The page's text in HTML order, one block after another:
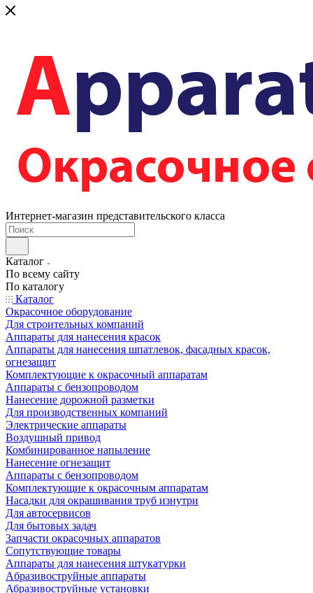
Интернет-магазин представительского класса
Каталог
По всему сайту
По каталогу
Каталог
Окрасочное оборудование
Для строительных компаний
Аппараты для нанесения красок
Аппараты для нанесения шпатлевок, фасадных красок,
огнезащит
Комплектующие к окрасочный аппаратам
Аппараты с бензопроводом
Нанесение дорожной разметки
Для производственных компаний
Электрические аппараты
Воздушный привод
Комбинированное напыление
Нанесение огнезащит
Аппараты с бензопроводом
Комплектующие к окрасочным аппаратам
Насадки для окрашивания труб изнутри
Для автосервисов
Для бытовых задач
Запчасти окрасочных аппаратов
Сопутствующие товары
Аппараты для нанесения штукатурки
Aбразивоструйные аппараты
Абразивоструйные установки